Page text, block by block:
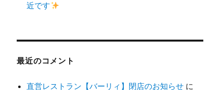
近です
最近のコメント
直営レストラン【バーリィ】閉店のお知らせ に